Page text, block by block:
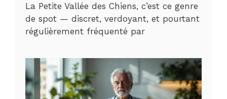
La Petite Vallée des Chiens, c’est ce genre
de spot — discret, verdoyant, et pourtant
régulièrement fréquenté par